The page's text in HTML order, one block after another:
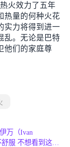
火效力了五年
热量的何种火花
实力将得到进一
乱。无论是巴特
他们的家庭尊
万（Ivan
小SA谈论塔图姆的伤害：我感到非常不舒服 不想看到这些我向他道歉